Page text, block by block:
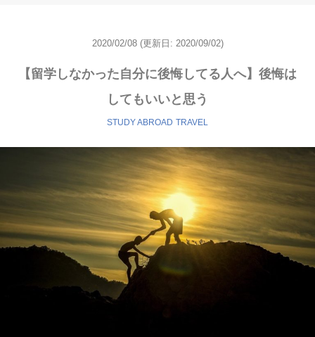
2020/02/08 (更新日: 2020/09/02)
【留学しなかった自分に後悔してる人へ】後悔は
してもいいと思う
STUDY ABROAD TRAVEL